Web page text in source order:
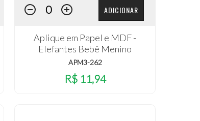
ADICIONAR
Aplique em Papel e MDF -
Elefantes Bebê Menino
APM3-262
R$ 11,94